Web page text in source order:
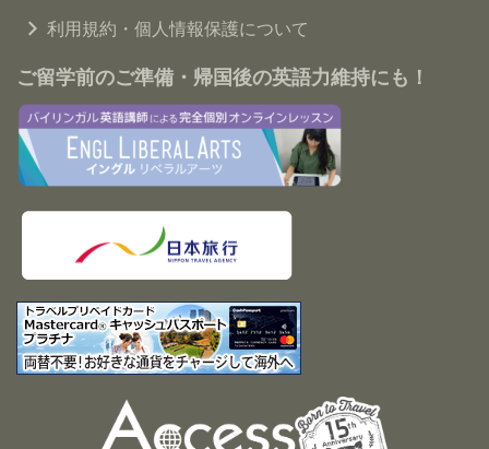
利用規約・個人情報保護について
ご留学前のご準備・帰国後の英語力維持にも！